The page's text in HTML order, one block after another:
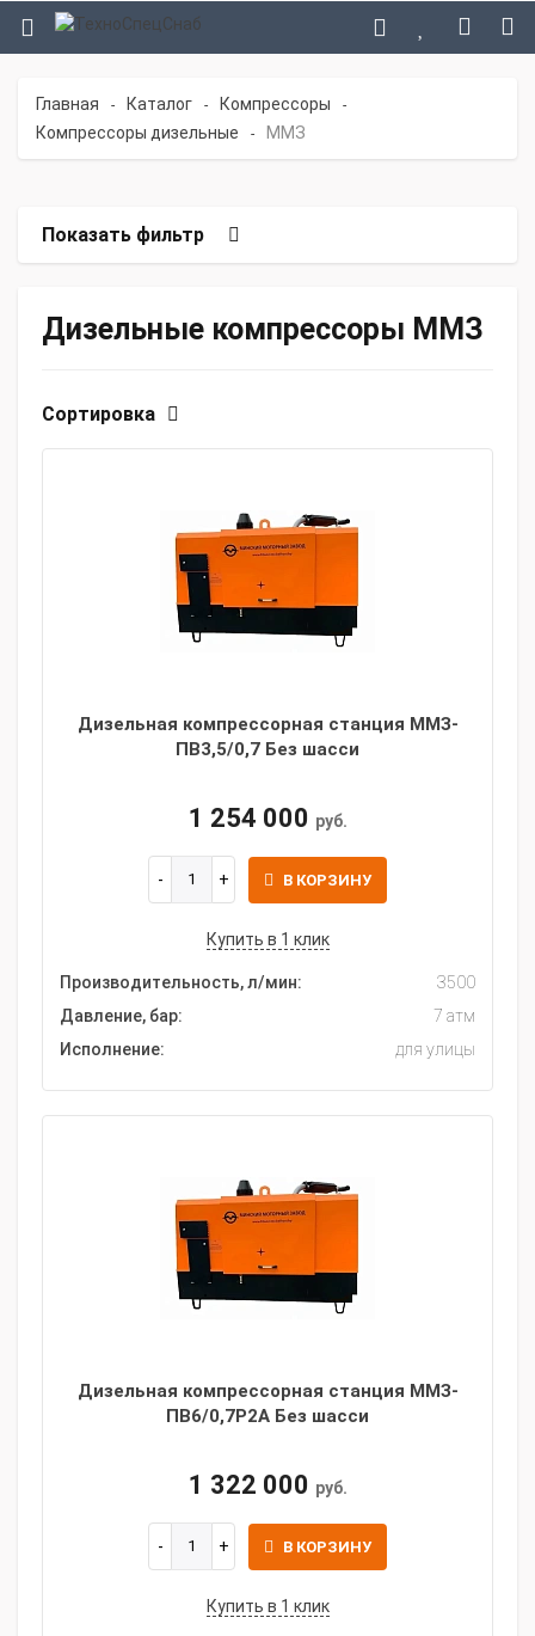
Главная - Каталог - Компрессоры -
Компрессоры дизельные - ММЗ
Показать фильтр
Дизельные компрессоры ММЗ
Сортировка
Дизельная компрессорная станция ММЗ-
ПВ3,5/0,7 Без шасси
1 254 000 руб.
В КОРЗИНУ
Купить в 1 клик
Производительность, л/мин:
3500
Давление, бар:
7 атм
Исполнение:
для улицы
Дизельная компрессорная станция ММЗ-
ПВ6/0,7Р2А Без шасси
1 322 000 руб.
В КОРЗИНУ
Купить в 1 клик